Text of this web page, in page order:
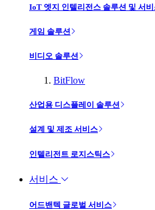
IoT 엣지 인텔리전스 솔루션 및 서
게임 솔루션
비디오 솔루션
BitFlow
산업용 디스플레이 솔루션
설계 및 제조 서비스
인텔리전트 로지스틱스
서비스
어드밴텍 글로벌 서비스